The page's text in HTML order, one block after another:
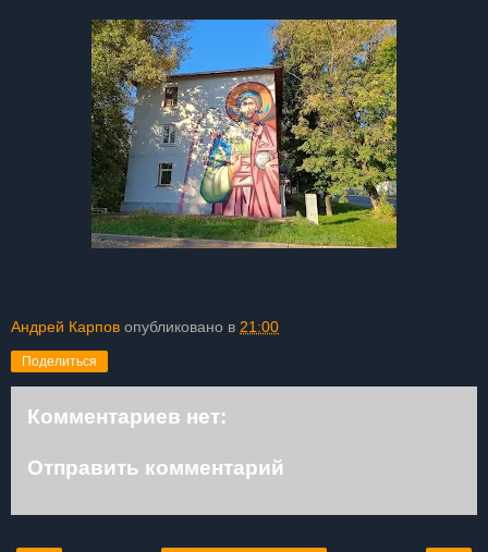
Андрей Карпов опубликовано в 21:00
Поделиться
Комментариев нет:
Отправить комментарий